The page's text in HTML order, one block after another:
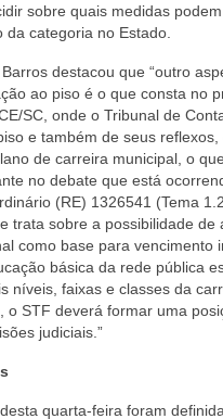
sobre quais medidas
da categoria no Estado.
destacou que “outro
ao piso é o que consta no
SC, onde o Tribunal de
e também de seus reflexos,
de carreira municipal, o
no debate que está
(RE) 1326541 (Tema
trata sobre a possibilidade de
como base para vencimento
básica da rede pública
níveis, faixas e classes da
o STF deverá formar uma
judiciais.”
quarta-feira foram